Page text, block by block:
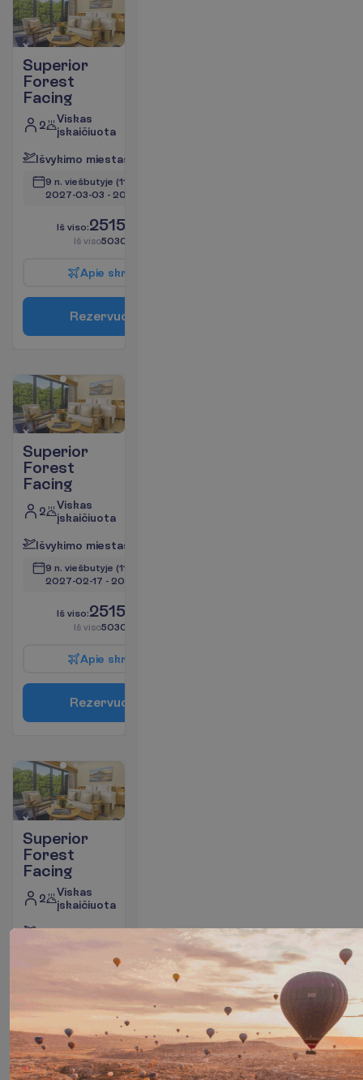
Superior
Forest
Facing
2
Viskas
įskaičiuota
Išvykimo miestas
9 n. viešbutyje (11 n. iš viso)
2027-03-03 - 2027-03-13
Iš viso:2515.00
Iš viso5030.00
Apie skr
Rezervuo
Superior
Forest
Facing
2
Viskas
įskaičiuota
Išvykimo miestas
9 n. viešbutyje (11 n. iš viso)
2027-02-17 - 2027-02-27
Iš viso:2515.00
Iš viso5030.00
Apie skr
Rezervuo
Superior
Forest
Facing
2
Viskas
įskaičiuota
Išvykimo miestas: Vilnius
(11 n. iš viso)
2027-01-16
i s o:2515.00
so5030.00€/grupei
A pie skry dį